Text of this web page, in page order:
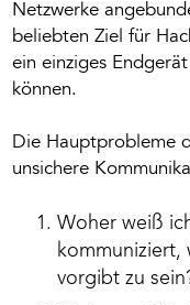
Netzwerke
beliebten Ziel für
ein einziges
können.
Die Hauptprobleme
unsichere
Woher weiß
kommuniziert,
vorgibt zu